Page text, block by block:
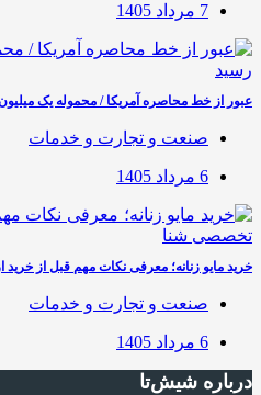
7 مرداد 1405
عبور از خط محاصره آمریکا / محموله یک
صنعت و تجارت و خدمات
6 مرداد 1405
خرید مایو زنانه؛ معرفی نکات مهم قبل از
صنعت و تجارت و خدمات
6 مرداد 1405
درباره شیش‌تا